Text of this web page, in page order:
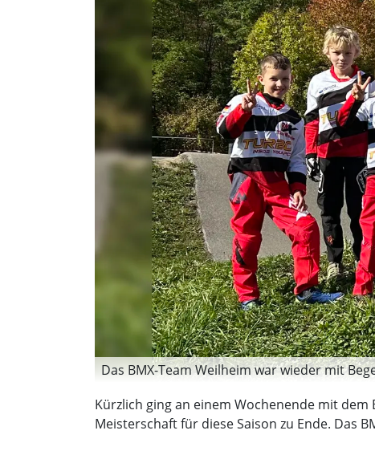
Das BMX-Team Weilheim war wieder mit
Kürzlich ging an einem Wochenende mit dem
Meisterschaft für diese Saison zu Ende. Das